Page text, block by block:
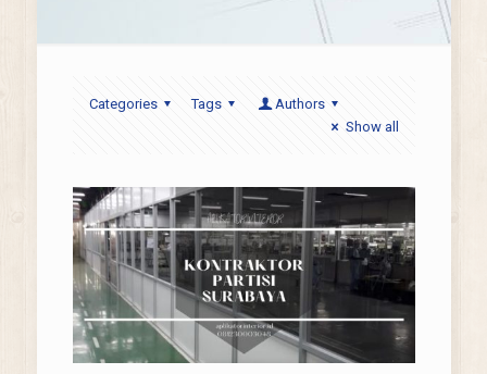
Categories Tags
Authors
Show all